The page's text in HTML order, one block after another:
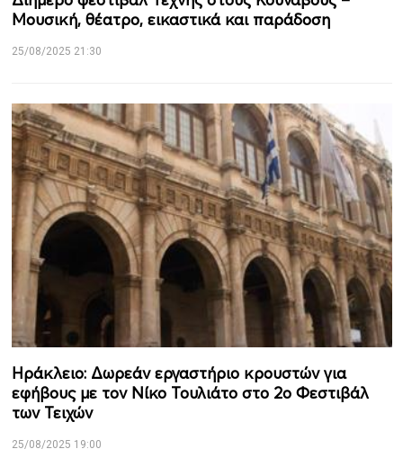
Μουσική, θέατρο, εικαστικά και παράδοση
25/08/2025 21:30
Ηράκλειο: Δωρεάν εργαστήριο κρουστών για
εφήβους με τον Νίκο Τουλιάτο στο 2ο Φεστιβάλ
των Τειχών
25/08/2025 19:00